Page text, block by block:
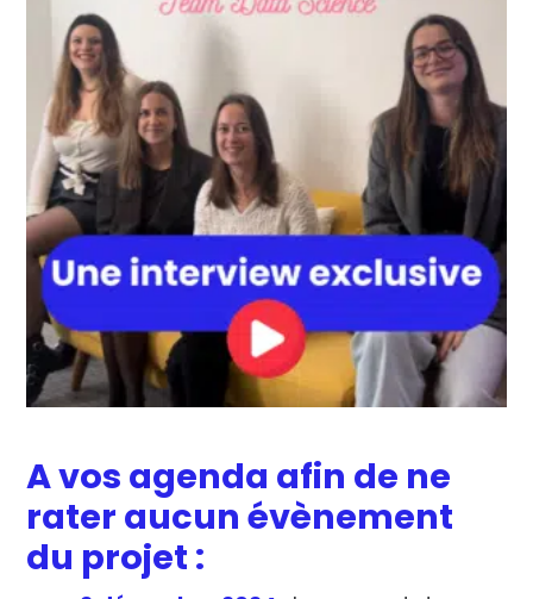
A vos agenda afin de ne
rater aucun évènement
du projet :